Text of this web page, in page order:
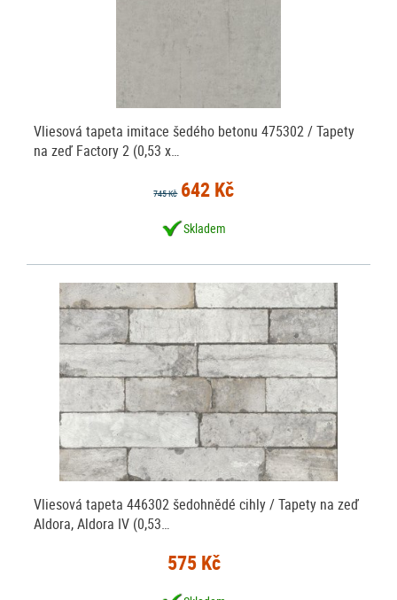
Vliesová tapeta imitace šedého betonu 475302 / Tapety
na zeď Factory 2 (0,53 x…
745 Kč 642 Kč
Skladem
Vliesová tapeta 446302 šedohnědé cihly / Tapety na zeď
Aldora, Aldora IV (0,53…
575 Kč